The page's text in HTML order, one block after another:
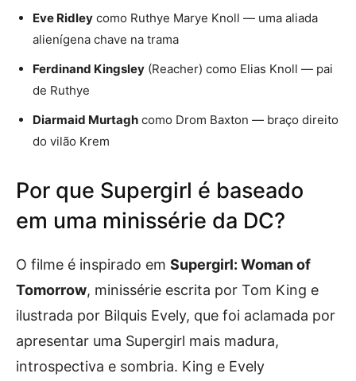
Eve Ridley como Ruthye Marye Knoll — uma aliada
alienígena chave na trama
Ferdinand Kingsley (Reacher) como Elias Knoll — pai
de Ruthye
Diarmaid Murtagh como Drom Baxton — braço direito
do vilão Krem
Por que Supergirl é baseado
em uma minissérie da DC?
O filme é inspirado em Supergirl: Woman of
Tomorrow, minissérie escrita por Tom King e
ilustrada por Bilquis Evely, que foi aclamada por
apresentar uma Supergirl mais madura,
introspectiva e sombria. King e Evely